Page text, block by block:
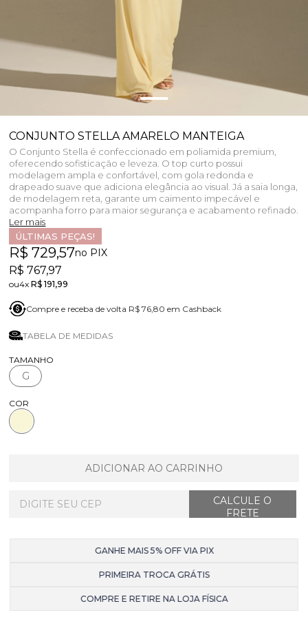
CONJUNTO STELLA AMARELO MANTEIGA
O Conjunto Stella é confeccionado em poliamida premium,
oferecendo sofisticação e leveza. O top curto possui
modelagem ampla e confortável, com gola redonda e
drapeado suave que adiciona elegância ao visual. Já a saia longa,
de modelagem reta, garante um caimento impecável e
acompanha forro para maior segurança e acabamento refinado.
Ler mais
ÚLTIMAS PEÇAS!
R$ 729,57no PIX
R$ 767,97
4xR$ 191,99
Compre e receba de volta R$ 76,80 em Cashback
TABELA DE MEDIDAS
TAMANHO
G
COR
ADICIONAR AO CARRINHO
GANHE MAIS 5% OFF VIA PIX
PRIMEIRA TROCA GRÁTIS
COMPRE E RETIRE NA LOJA FÍSICA